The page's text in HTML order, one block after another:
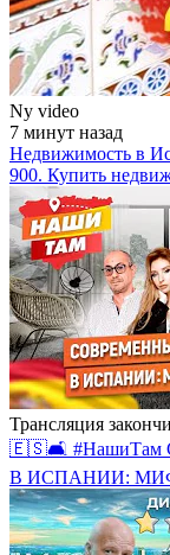
Ny video
7 минут назад
Недвижимость в
900. Купить
Трансляция
🇪🇸🛋 #НашиТам
В ИСПАНИИ: